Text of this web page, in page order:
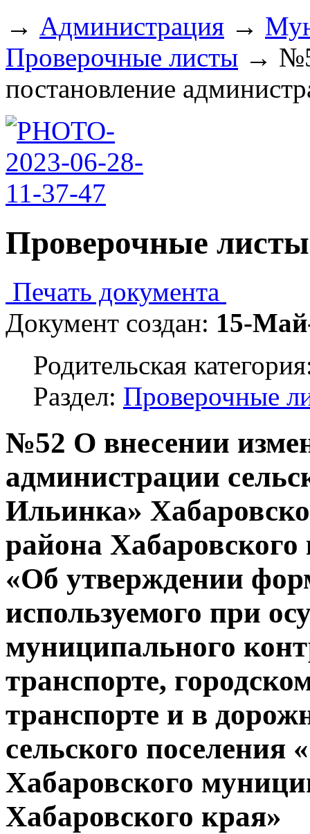
→ Администрация →
Проверочные листы →
постановление
Проверочные листы
Печать документа
Документ создан: 15-
Родительская
Раздел: Проверочные
№52 О внесении
администрации
Ильинка»
района
«Об утверждении
используемого при
муниципального
транспорте,
транспорте и в
сельского
Хабаровского
Хабаровского края»